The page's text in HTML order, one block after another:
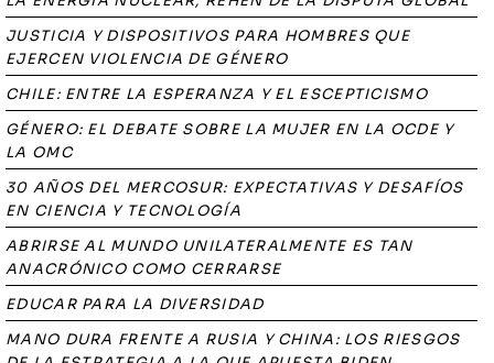
JUSTICIA Y DISPOSITIVOS PARA HOMBRES QUE
EJERCEN VIOLENCIA DE GÉNERO
CHILE: ENTRE LA ESPERANZA Y EL ESCEPTICISMO
GÉNERO: EL DEBATE SOBRE LA MUJER EN LA OCDE Y
LA OMC
30 AÑOS DEL MERCOSUR: EXPECTATIVAS Y DESAFÍOS
EN CIENCIA Y TECNOLOGÍA
ABRIRSE AL MUNDO UNILATERALMENTE ES TAN
ANACRÓNICO COMO CERRARSE
EDUCAR PARA LA DIVERSIDAD
MANO DURA FRENTE A RUSIA Y CHINA: LOS RIESGOS